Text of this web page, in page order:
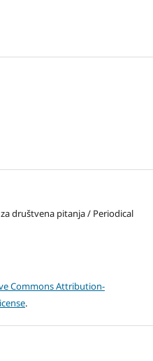
društvena pitanja / Periodical
Commons Attribution-
.